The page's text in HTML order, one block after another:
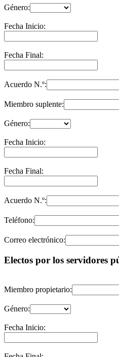
Género:
Fecha Inicio:
Fecha Final:
Acuerdo N.º:
Miembro suplente:
Género:
Fecha Inicio:
Fecha Final:
Acuerdo N.º:
Teléfono:
Correo electrónico:
Electos por los servidores
Miembro propietario:
Género:
Fecha Inicio: